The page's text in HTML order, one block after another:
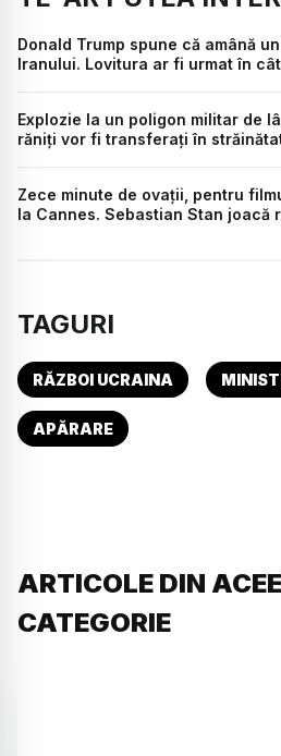
Donald Trump spune că amână
Iranului. Lovitura ar fi urmat în
Explozie la un poligon militar de
răniți vor fi transferați în
Zece minute de ovații, pentru
la Cannes. Sebastian Stan joacă
TAGURI
RĂZBOI UCRAINA
APĂRARE
ARTICOLE DIN
CATEGORIE